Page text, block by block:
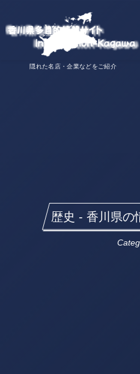
隠れた名店・企業などをご紹介
歴史 - 香川県の